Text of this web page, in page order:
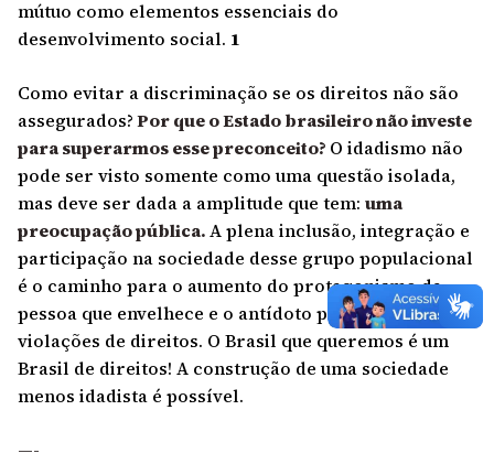
mútuo como elementos essenciais do
desenvolvimento social. 1
Como evitar a discriminação se os direitos não são
assegurados?Por que o Estado brasileiro não investe
para superarmos esse preconceito? O idadismo não
pode ser visto somente como uma questão isolada,
mas deve ser dada a amplitude que tem: uma
preocupação pública.A plena inclusão, integração e
participação na sociedade desse grupo populacional
é o caminho para o aumento do protagonismo da
pessoa que envelhece e o antídoto para tantas
violações de direitos. O Brasil que queremos é um
Brasil de direitos! A construção de uma sociedade
menos idadista é possível.
—-